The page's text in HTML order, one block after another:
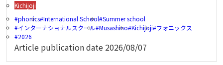
Kichijoji
phonics International School Summer school
インターナショナルスクール Musashino Kichijoji フォニックス
2026
Article publication date 2026/08/07